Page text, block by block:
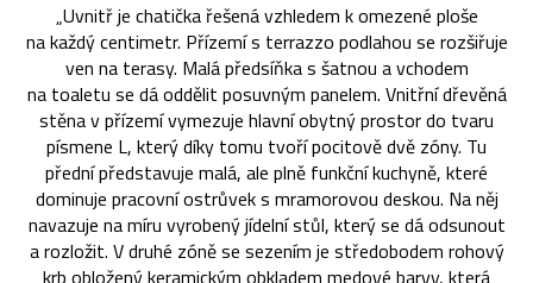
„Uvnitř je chatička řešená vzhledem k omezené ploše
na každý centimetr. Přízemí s terrazzo podlahou se rozšiřuje
ven na terasy. Malá předsíňka s šatnou a vchodem
na toaletu se dá oddělit posuvným panelem. Vnitřní dřevěná
stěna v přízemí vymezuje hlavní obytný prostor do tvaru
písmene L, který díky tomu tvoří pocitově dvě zóny. Tu
přední představuje malá, ale plně funkční kuchyně, které
dominuje pracovní ostrůvek s mramorovou deskou. Na něj
navazuje na míru vyrobený jídelní stůl, který se dá odsunout
a rozložit. V druhé zóně se sezením je středobodem rohový